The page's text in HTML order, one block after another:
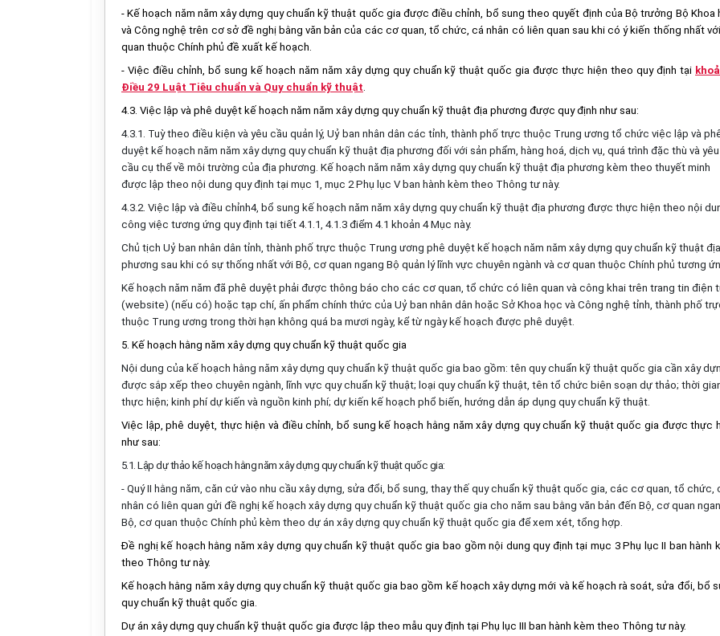
- Kế hoạch năm năm xây dựng quy chuẩn kỹ thuật quốc gia được điều chỉnh, bổ sung theo quyết định của Bộ trưởng Bộ Khoa
và Công nghệ trên cơ sở đề nghị bằng văn bản của các cơ quan, tổ chức, cá nhân có liên quan sau khi có ý kiến thống nhất
quan thuộc Chính phủ đề xuất kế hoạch.
- Việc điều chỉnh, bổ sung kế hoạch năm năm xây dựng quy chuẩn kỹ thuật quốc gia được thực hiện theo quy định tại
Điều 29 Luật Tiêu chuẩn và Quy chuẩn kỹ thuật.
4.3. Việc lập và phê duyệt kế hoạch năm năm xây dựng quy chuẩn kỹ thuật địa phương được quy định như sau:
4.3.1. Tuỳ theo điều kiện và yêu cầu quản lý, Uỷ ban nhân dân các tỉnh, thành phố trực thuộc Trung ương tổ chức việc lập và
duyệt kế hoạch năm năm xây dựng quy chuẩn kỹ thuật địa phương đối với sản phẩm, hàng hoá, dịch vụ, quá trình đặc thù và yêu
cầu cụ thể về môi trường của địa phương. Kế hoạch năm năm xây dựng quy chuẩn kỹ thuật địa phương kèm theo thuyết minh
được lập theo nội dung quy định tại mục 1, mục 2 Phụ lục V ban hành kèm theo Thông tư này.
4.3.2. Việc lập và điều chỉnh4, bổ sung kế hoạch năm năm xây dựng quy chuẩn kỹ thuật địa phương được thực hiện theo nội
công việc tương ứng quy định tại tiết 4.1.1, 4.1.3 điểm 4.1 khoản 4 Mục này.
Chủ tịch Uỷ ban nhân dân tỉnh, thành phố trực thuộc Trung ương phê duyệt kế hoạch năm năm xây dựng quy chuẩn kỹ thuật địa
phương sau khi có sự thống nhất với Bộ, cơ quan ngang Bộ quản lý lĩnh vực chuyên ngành và cơ quan thuộc Chính phủ tương
Kế hoạch năm năm đã phê duyệt phải được thông báo cho các cơ quan, tổ chức có liên quan và công khai trên trang tin điện
(website) (nếu có) hoặc tạp chí, ấn phẩm chính thức của Uỷ ban nhân dân hoặc Sở Khoa học và Công nghệ tỉnh, thành phố
thuộc Trung ương trong thời hạn không quá ba mươi ngày, kể từ ngày kế hoạch được phê duyệt.
5. Kế hoạch hằng năm xây dựng quy chuẩn kỹ thuật quốc gia
Nội dung của kế hoạch hằng năm xây dựng quy chuẩn kỹ thuật quốc gia bao gồm: tên quy chuẩn kỹ thuật quốc gia cần xây
được sắp xếp theo chuyên ngành, lĩnh vực quy chuẩn kỹ thuật; loại quy chuẩn kỹ thuật, tên tổ chức biên soạn dự thảo; thời
thực hiện; kinh phí dự kiến và nguồn kinh phí; dự kiến kế hoạch phổ biến, hướng dẫn áp dụng quy chuẩn kỹ thuật.
Việc lập, phê duyệt, thực hiện và điều chỉnh, bổ sung kế hoạch hằng năm xây dựng quy chuẩn kỹ thuật quốc gia được thực
như sau:
5.1. Lập dự thảo kế hoạch hằng năm xây dựng quy chuẩn kỹ thuật quốc gia:
- Quý II hằng năm, căn cứ vào nhu cầu xây dựng, sửa đổi, bổ sung, thay thế quy chuẩn kỹ thuật quốc gia, các cơ quan, tổ chức,
nhân có liên quan gửi đề nghị kế hoạch xây dựng quy chuẩn kỹ thuật quốc gia cho năm sau bằng văn bản đến Bộ, cơ quan
Bộ, cơ quan thuộc Chính phủ kèm theo dự án xây dựng quy chuẩn kỹ thuật quốc gia để xem xét, tổng hợp.
Đề nghị kế hoạch hằng năm xây dựng quy chuẩn kỹ thuật quốc gia bao gồm nội dung quy định tại mục 3 Phụ lục II ban hành
theo Thông tư này.
Kế hoạch hằng năm xây dựng quy chuẩn kỹ thuật quốc gia bao gồm kế hoạch xây dựng mới và kế hoạch rà soát, sửa đổi, bổ
quy chuẩn kỹ thuật quốc gia.
Dự án xây dựng quy chuẩn kỹ thuật quốc gia được lập theo mẫu quy định tại Phụ lục III ban hành kèm theo Thông tư này.